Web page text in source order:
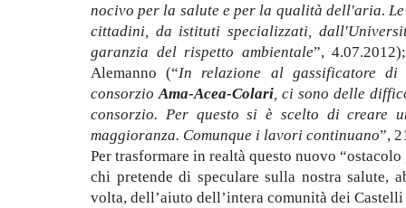
nocivo per la salute e per la qualità dell'aria.
cittadini, da istituti specializzati,
garanzia del rispetto ambientale”, 4.07.2012);
Alemanno (“In relazione al gassificatore
consorzio Ama-Acea-Colari , ci sono delle
consorzio. Per questo si è scelto di creare
maggioranza. Comunque i lavori continuano”,
Per trasformare in realtà questo nuovo
chi pretende di speculare sulla nostra salute,
volta, dell’aiuto dell’intera comunità dei Castelli